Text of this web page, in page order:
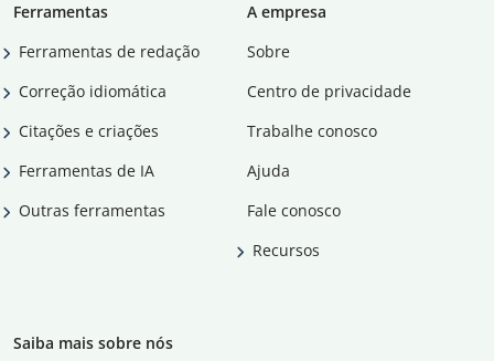
Ferramentas
Ferramentas de redação
Correção idiomática
Citações e criações
Ferramentas de IA
Outras ferramentas
A empresa
Sobre
Centro de privacidade
Trabalhe conosco
Ajuda
Fale conosco
Recursos
Saiba mais sobre nós